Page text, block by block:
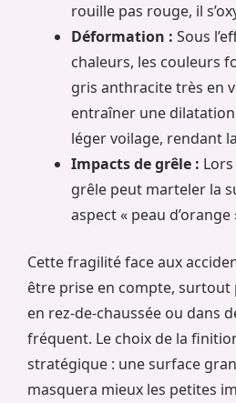
rouille pas rouge, il
Déformation : Sous
chaleurs, les couleurs
gris anthracite très en
entraîner une
léger voilage, rendant
Impacts de grêle :
grêle peut marteler la
aspect « peau
Cette fragilité face aux
être prise en compte, surtout
en rez-de-chaussée ou dans
fréquent. Le choix de la
stratégique : une surface
masquera mieux les petites